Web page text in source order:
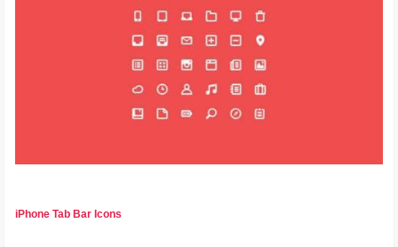
iPhone Tab Bar Icons